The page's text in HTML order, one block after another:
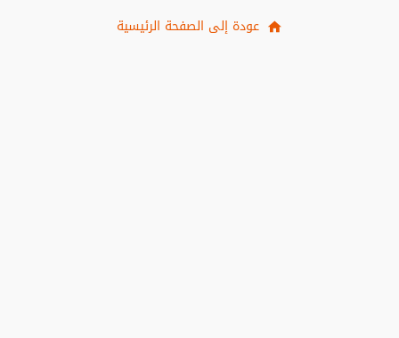
عودة إلى الصفحة الرئيسية